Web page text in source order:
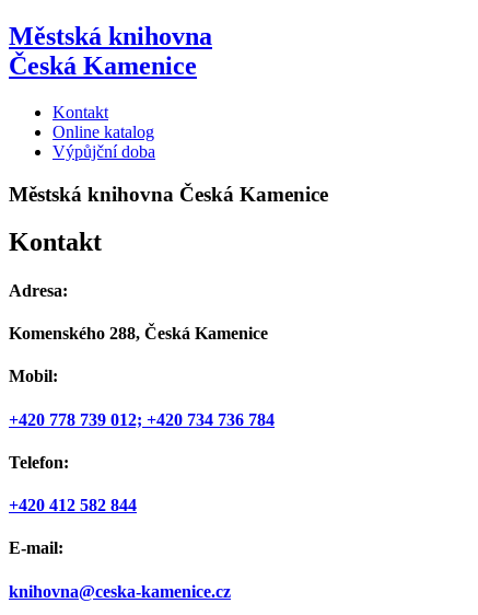
Přejít
k
obsahu
Městská knihovna
Česká Kamenice
Kontakt
Online katalog
Výpůjční doba
Městská knihovna Česká Kamenice
Kontakt
Adresa:
Komenského 288, Česká Kamenice
Mobil:
+420 778 739 012; +420 734 736 784
Telefon:
+420 412 582 844
E-mail:
knihovna@ceska-kamenice.cz